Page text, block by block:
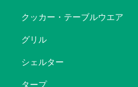
クッカー・テーブルウエア
グリル
シェルター
タープ